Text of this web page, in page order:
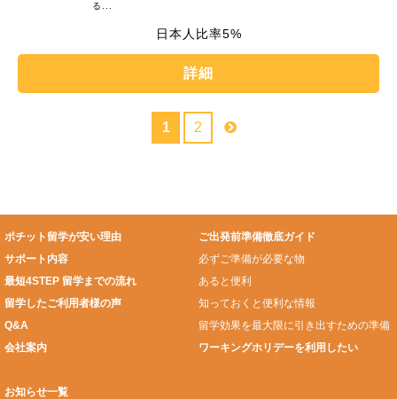
る...
5%
詳細
1 2
ポチット留学が安い理由
サポート内容
最短4STEP 留学までの流れ
留学したご利用者様の声
Q&A
会社案内
ご出発前準備徹底ガイド
必ずご準備が必要な物
あると便利
知っておくと便利な情報
留学効果を最大限に引き出すための準備
ワーキングホリデーを利用したい
お知らせ一覧